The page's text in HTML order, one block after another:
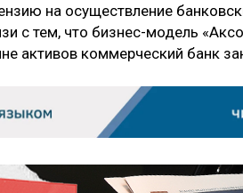
на осуществление
с тем, что бизнес-модель
активов коммерческий банк